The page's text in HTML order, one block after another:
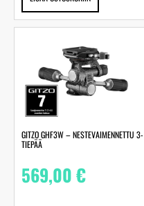
GITZO GHF3W – NESTEVAIMENNETTU 3-
TIEPÄÄ
569,00€